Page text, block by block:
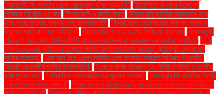
"আসলেই কি আপেল খেলে রোগমুক্ত থাকা সম্ভব?" "ইতালিতে যাওয়ার উদ্দেশ্যে
লিবিয়ায় নিখোঁজ ২৪ জন "ইসরায়েলি ৩ জিম্মি মুক্ত "ইসরায়েলি বাহিনীর অভিযানে বন্ধ
হয়ে গেছে উত্তর গাজার শেষ হাসপাতালটি" "ইসরায়েলে নেতানিয়াহুর বিরুদ্ধে হাজারো
মানুষের প্রতিবাদ: দ্য গার্ডিয়ান" "উড়োজাহাজে ৪০ ঘণ্টার নির্যাতন: হাতকড়া "উৎসবমুখর
পরিবেশে নটর ডেম ইউনিভার্সিটি বাংলাদেশের দ্বিতীয় সমাবর্তন সফলভাবে অনুষ্ঠিত" "এই
দেশ ১৯৭১-এর শহীদদের রক্তের প্রতি বিশ্বাসঘাতকতা করেছে: কুমিল্লায় জোনায়েদ
সাকির মন্তব্য" "এক মাস ধরে খোলা সয়াবিন তেল ব্যবহার করছেন বাণিজ্য উপদেষ্টা"
"একটি আমলকীর অসীম উপকারিতা!" "একুশে পদক পাচ্ছেন ১৪ বিশিষ্ট ব্যক্তি ও জাতীয়
নারী ফুটবল দল" "এশিয়াটিক ল্যাবরেটরিজের মুনাফা কমেছে" "এসঅ্যান্ডপি আদানির তিনটি
কোম্পানির ঋণমান কমালো" "এহুদ ওলমার্ট কীভাবে তৈরি করেছিলেন ইসরায়েল-ফিলিস্তিন